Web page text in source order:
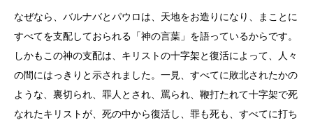
なぜなら、バルナバとパウロは、天地をお造りになり、まことに
すべてを支配しておられる「神の言葉」を語っているからです。
しかもこの神の支配は、キリストの十字架と復活によって、人々
の間にはっきりと示されました。一見、すべてに敗北されたかの
ような、裏切られ、罪人とされ、罵られ、鞭打たれて十字架で死
なれたキリストが、死の中から復活し、罪も死も、すべてに打ち